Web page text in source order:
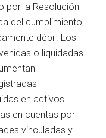
por la Resolución
del cumplimiento
débil. Los
o liquidadas
en activos
en cuentas por
vinculadas y